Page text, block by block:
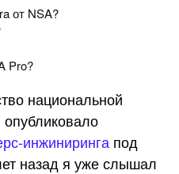
от NSA?
Pro?
национальной
инжиниринга под
назад я уже слышал